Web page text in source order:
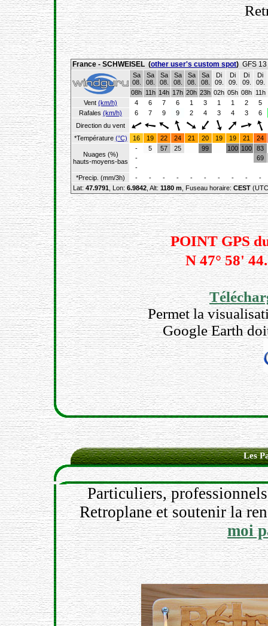
France - SCHWEISEL (other user's custom spot) GFS
Sa
08.
Sa
08.
Sa
08.
Sa
08.
Sa
08.
Sa
08.
Di
09.
Di
09.
Di
09.
Di
09.
08h 11h 14h 17h 20h 23h 02h 05h 08h 11h
Vent (km/h) 4 6 7 6 1 3 1 1 2
5
Rafales (km/h) 6 7 9 9 2 4 3 4 3
6
Direction du vent
*Température (°C) 16 19 22 24 21 20 19 19 21 24
Nuages (%)
hauts-moyens-bas
-
-
-
5 57 25 99 100 100
83
69
*Precip. (mm/3h) - - - - - - - - -
-
Lat: 47.9791 , Lon: 6.9842 Alt: 1180 m , Fuseau horaire: CEST
POINT GPS
N47° 58'
Permet la
Google Earth
Les
Particuliers,
Retroplane et soutenir la
moi